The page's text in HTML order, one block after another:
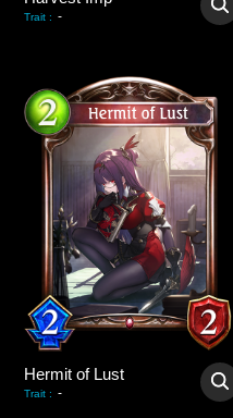
Trait : -
Hermit of Lust
Trait : -